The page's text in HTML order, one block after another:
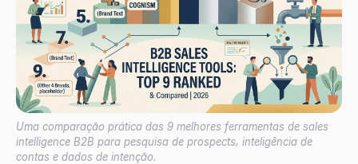
Uma comparação prática das 9 melhores ferramentas de sales
intelligence B2B para pesquisa de prospects, inteligência de
contas e dados de intenção.